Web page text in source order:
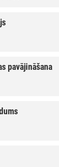
pavājināšana